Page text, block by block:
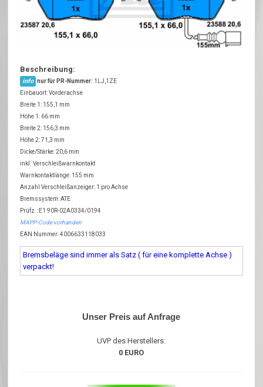
Beschreibung:
info nur für PR-Nummer: 1LJ,1ZE
Einbauort: Vorderachse
Breite 1: 155,1 mm
Höhe 1: 66 mm
Breite 2: 156,3 mm
Höhe 2: 71,3 mm
Dicke/Stärke: 20,6 mm
inkl. Verschleißwarnkontakt
Warnkontaktlänge: 155 mm
Anzahl Verschleißanzeiger: 1 pro Achse
Bremssystem: ATE
Prüfz.: E1 90R-02A0334/0194
MAPP-Code vorhanden
EAN Nummer: 4006633118033
Bremsbeläge sind immer als Satz ( für eine komplette Achse )
verpackt!
Unser Preis auf Anfrage
UVP des Herstellers:
0 EURO